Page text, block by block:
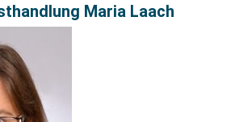
Maria Laach